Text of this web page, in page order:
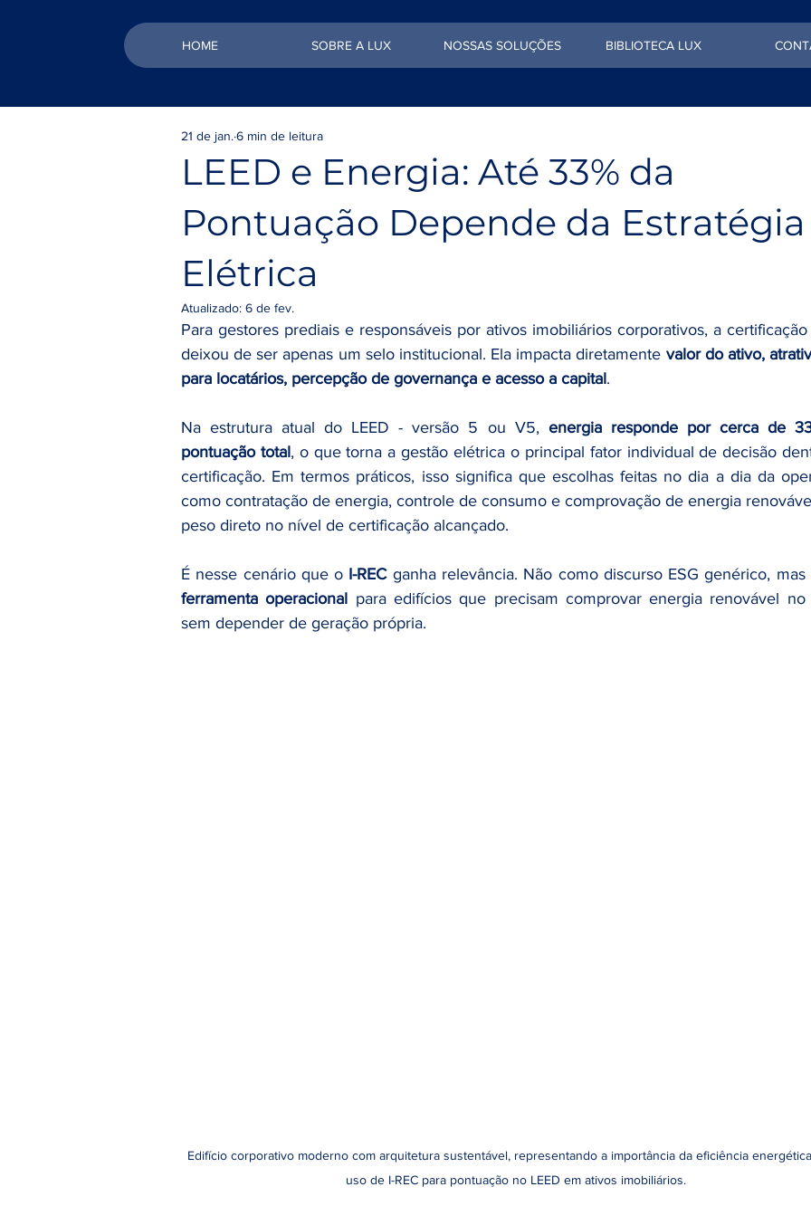
HOME SOBRE A LUX NOSSAS SOLUÇÕES BIBLIOTECA LUX
LEED e Energia: Até 33% da
Pontuação Depende da Estratégia
Elétrica
21 de jan. 6 min de leitura
Atualizado: 6 de fev.
Para gestores prediais e responsáveis por ativos imobiliários corporativos, a certificação
deixou de ser apenas um selo institucional. Ela impacta diretamente valor do ativo,
para locatários, percepção de governança e acesso a capital.
Na estrutura atual do LEED - versão 5 ou V5, energia responde por cerca de
pontuação total, o que torna a gestão elétrica o principal fator individual de decisão
certificação. Em termos práticos, isso significa que escolhas feitas no dia a dia da
como contratação de energia, controle de consumo e comprovação de energia
peso direto no nível de certificação alcançado.
É nesse cenário que o I-REC
ferramenta operacional para edifícios que precisam comprovar energia renovável no
sem depender de geração própria.
Edifício corporativo moderno com arquitetura sustentável, representando a importância da eficiência
uso de I-REC para pontuação no LEED em ativos imobiliários.